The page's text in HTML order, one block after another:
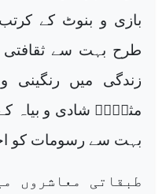
بازی و بنوٹ کے
طرح بہت سے ثقافتی
زندگی میں رنگینی
مثلاًؑ شادی و بیاہ
بہت سے رسومات کو
طبقاتی معاشروں